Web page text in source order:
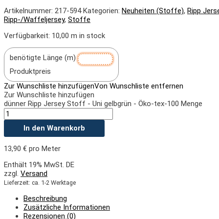
Artikelnummer: 217-594 Kategorien: Neuheiten (Stoffe), Ripp
Ripp-/Waffeljersey, Stoffe
Verfügbarkeit: 10,00 m in stock
benötigte Länge (m)
Produktpreis
Zur Wunschliste hinzufügenVon Wunschliste entfernen
Zur Wunschliste hinzufügen
dünner Ripp Jersey Stoff - Uni gelbgrün - Öko-tex-100 Menge
In den Warenkorb
13,90 € pro Meter
Enthält 19% MwSt. DE
zzgl. Versand
Lieferzeit: ca. 1-2 Werktage
Beschreibung
Zusätzliche Informationen
Rezensionen (0)